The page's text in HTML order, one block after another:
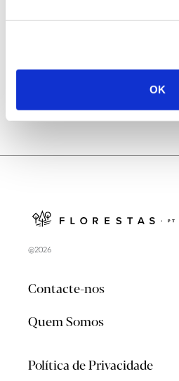
OK
Qual a dimensão da
produção certificada
@2026
Contacte-nos
Quem Somos
Política de Privacidade